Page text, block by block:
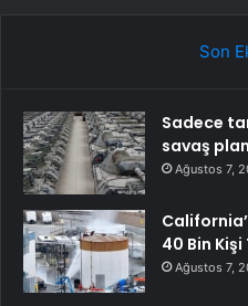
Son
Sadece
savaş
Ağustos 7,
40 Bin
Ağustos 7,